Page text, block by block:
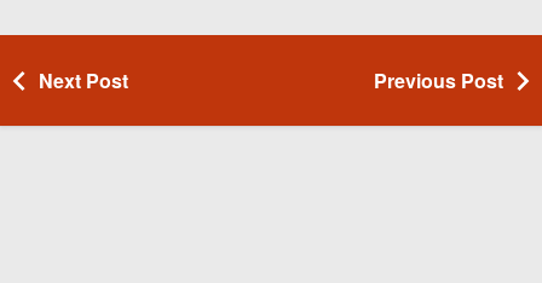
Next Post Previous Post